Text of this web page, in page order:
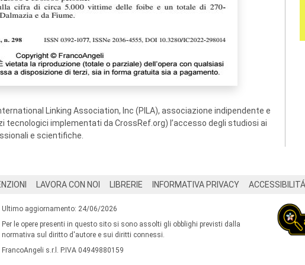
Linking Association, Inc (PILA), associazione indipendente e
implementati da CrossRef.org) l’accesso degli studiosi ai
e scientifiche.
LAVORA CON NOI LIBRERIE INFORMATIVA PRIVACY ACCESSIBILITÁ
Ultimo aggiornamento: 24/06/2026
Per le opere presenti in questo sito si sono assolti gli obblighi previsti dalla
normativa sul diritto d'autore e sui diritti connessi.
FrancoAngeli s.r.l. P.IVA 04949880159